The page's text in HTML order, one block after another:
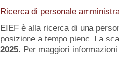
Ricerca di personale
EIEF è alla ricerca di una
posizione a tempo pieno. La
2025. Per maggiori informazioni